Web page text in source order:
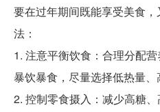
要在过年期间既能享受美食
法：
1. 注意平衡饮食：合理分配
暴饮暴食，尽量选择低热量、
2. 控制零食摄入：减少高糖